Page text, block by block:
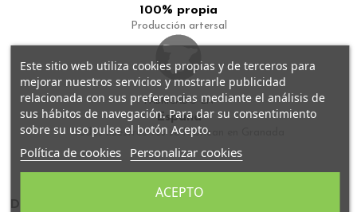
100% propia
Producción artersal
FABRICADO EN
España
Todos nuestros tés se fabrican en Granada
Descripción
Este sitio web utiliza cookies propias y de terceros para
mejorar nuestros servicios y mostrarle publicidad
relacionada con sus preferencias mediante el análisis de
sus hábitos de navegación. Para dar su consentimiento
sobre su uso pulse el botón Acepto.
Política de cookies Personalizar cookies
ACEPTO